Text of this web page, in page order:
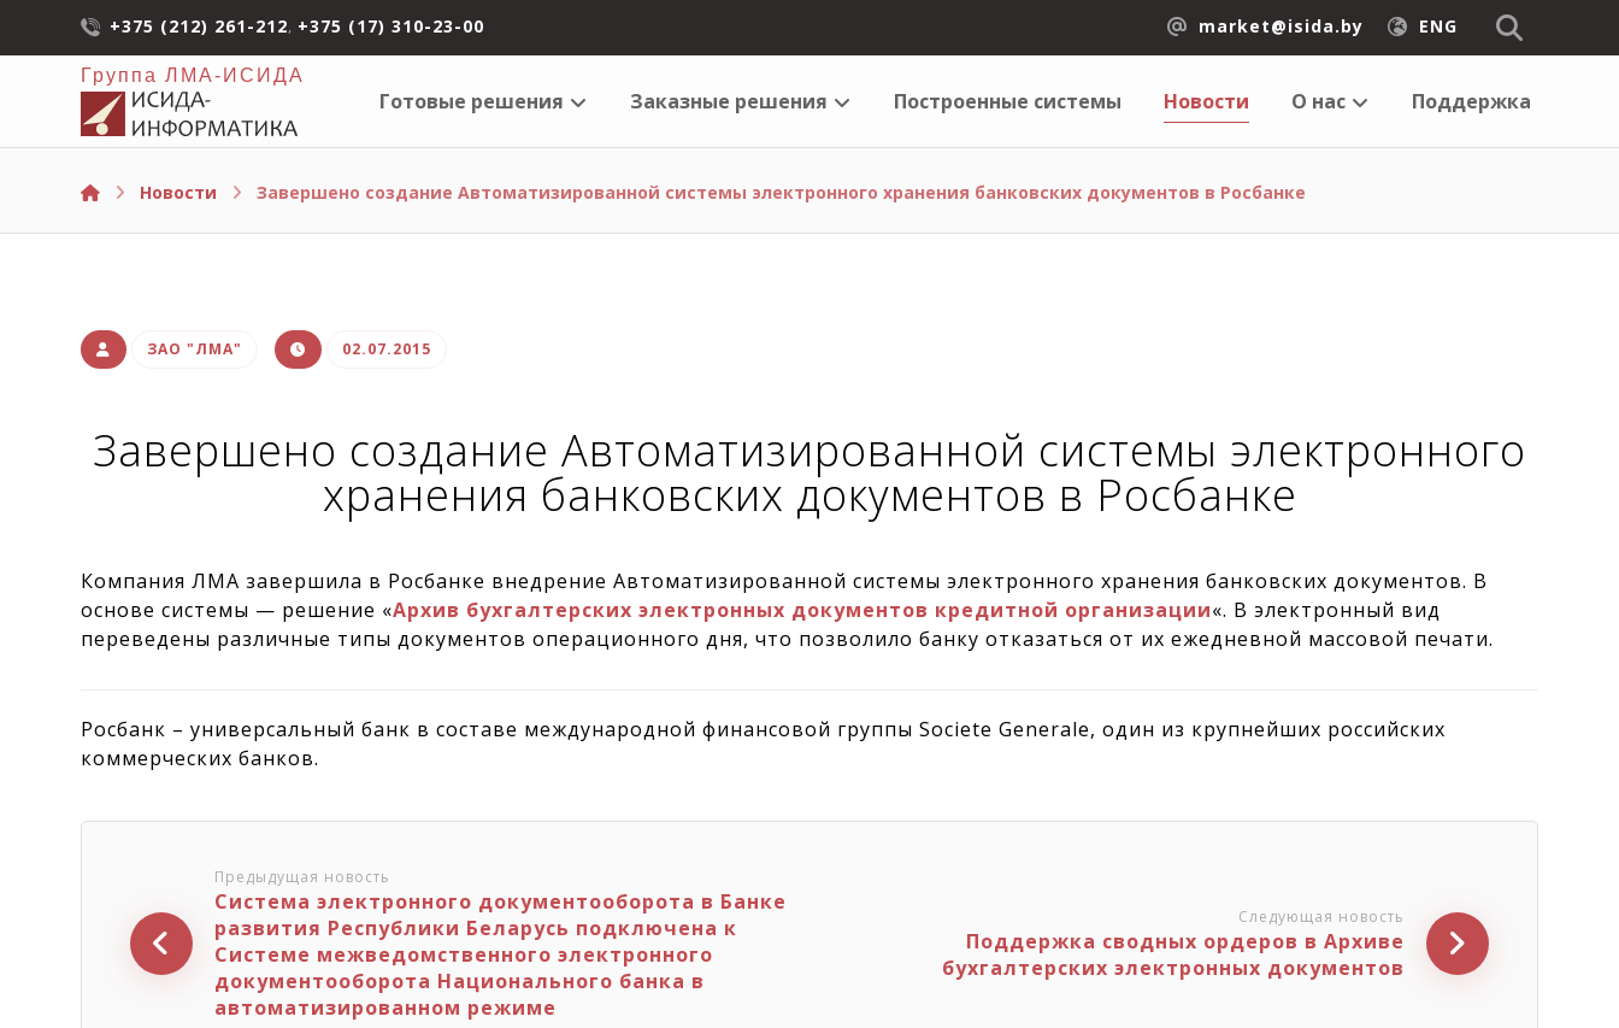
+375 (212) 261-212, +375 (17) 310-23-00 ENG
market@isida.by
Группа ЛМА-ИСИДА
Готовые решения Заказные решения Построенные системы Новости О нас Поддержка
Новости Завершено создание Автоматизированной системы электронного хранения банковских документов в Росбанке
ЗАО "ЛМА" 02.07.2015
Завершено создание Автоматизированной системы электронного
хранения банковских документов в Росбанке
Компания ЛМА завершила в Росбанке внедрение Автоматизированной системы электронного хранения банковских документов. В
основе системы — решение «Архив бухгалтерских электронных документов кредитной организации«. В электронный вид
переведены различные типы документов операционного дня, что позволило банку отказаться от их ежедневной массовой печати.
Росбанк – универсальный банк в составе международной финансовой группы Societe Generale, один из крупнейших российских
коммерческих банков.
Предыдущая новость
Система электронного документооборота в Банке
развития Республики Беларусь подключена к
Системе межведомственного электронного
документооборота Национального банка в
автоматизированном режиме
Следующая новость
Поддержка сводных ордеров в Архиве
бухгалтерских электронных документов